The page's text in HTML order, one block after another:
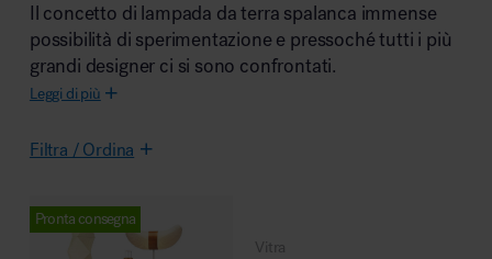
Arredi
Pareti divisorie
Comfort acustico
Illuminazione
Arredo area operativa
Area riunione e convegni
Il concetto di lampada da terra spalanca immense
possibilità di sperimentazione e pressoché tutti i più
grandi designer ci si sono confrontati.
Leggi di più
Filtra / Ordina
Pronta consegna
Vitra